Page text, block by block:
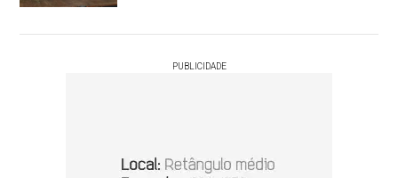
PUBLICIDADE